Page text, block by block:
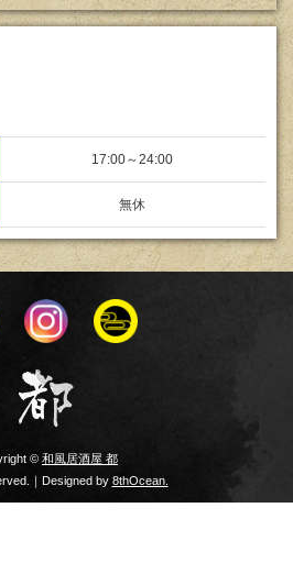
17:00～24:00
無休
© 和風居酒屋 都
｜Designed by 8thOcean.